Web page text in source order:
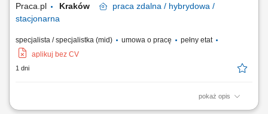
Praca.pl Kraków praca zdalna / hybrydowa /
stacjonarna
specjalista / specjalistka (mid) umowa o pracę
pełny etat
aplikuj bez CV
1 dni
pokaż opis
Zakres obowiązków: Pozyskiwanie nowych klientów B2B (w Polsce i za